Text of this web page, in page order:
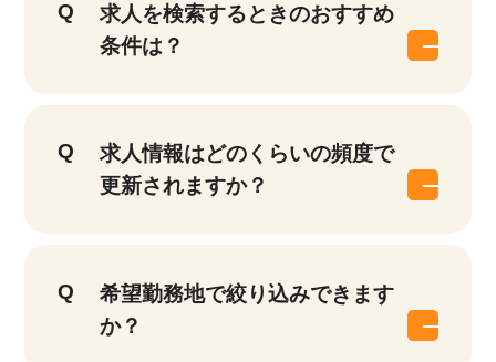
求人を検索するときのおすすめ
条件は？
求人情報はどのくらいの頻度で
更新されますか？
希望勤務地で絞り込みできます
か？